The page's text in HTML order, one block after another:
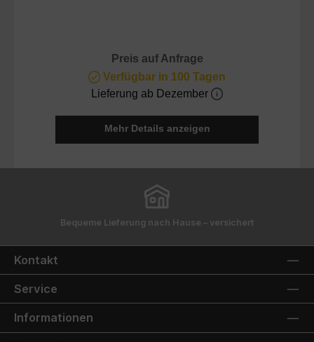
Preis auf Anfrage
Verfügbar in 100 Tagen
Lieferung ab Dezember
Mehr Details anzeigen
Bequeme Lieferung nach Hause – versichert
Kontakt
Service
Informationen